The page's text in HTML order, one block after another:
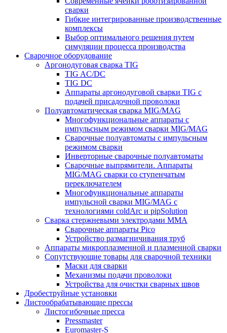
сварки
Гибкие интегрированные производственные
комплексы
Выбор оптимального решения путем
симуляции процесса производства
Сварочное оборудование
Аргонодуговая сварка TIG
TIG AC/DC
TIG DC
Аппараты аргонодуговой сварки TIG с
подачей присадочной проволоки
Полуавтоматическая сварка MIG/MAG
Многофункциональные аппараты с
импульсным режимом сварки MIG/MAG
Сварочные полуавтоматы с импульсным
режимом сварки
Инверторные сварочные полуавтоматы
Сварочные выпрямители. Аппараты
MIG/MAG сварки со ступенчатым
переключателем
Многофункциональные аппараты
импульсной сварки MIG/MAG с
технологиями coldArc и pipSolution
Сварка стержневыми электродами MMA
Сварочные аппараты Pico
Устройство размагничивания труб
Аппараты микроплазменной и плазменной сварки
Сопутствующие товары для сварочной техники
Маски для сварки
Механизмы подачи проволоки
Устройства для очистки сварных швов
Дробеструйные установки
Листообрабатывающие прессы
Листогибочные пресса
Pressmaster
Euromaster-S